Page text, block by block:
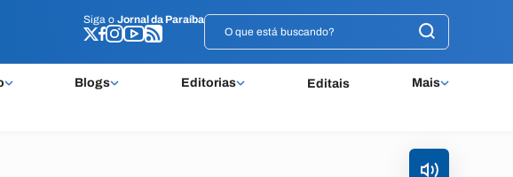
Siga o Jornal da Paraíba
Blogs Editorias Editais Mais
Siga o Jornal da Paraíba